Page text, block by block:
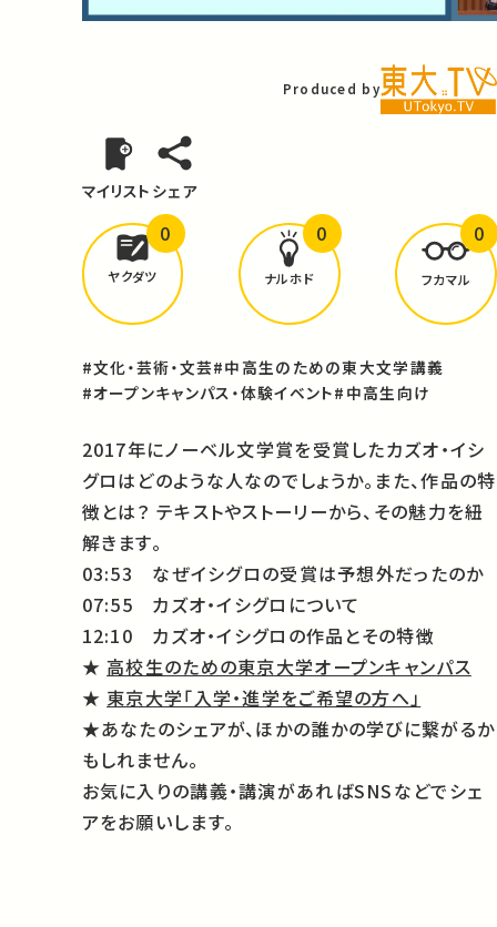
Produced by
マイリスト シェア
どんな学びがありましたか？
ヤクダツ
0
ナルホド
0
フカマル
0
#文化・芸術・文芸#中高生のための東大文学講義
#オープンキャンパス・体験イベント#中高生向け
2017年にノーベル文学賞を受賞したカズオ・イシ
グロはどのような人なのでしょうか。また、作品の特
徴とは？ テキストやストーリーから、その魅力を紐
解きます。
03:53 なぜイシグロの受賞は予想外だったのか
07:55 カズオ・イシグロについて
12:10 カズオ・イシグロの作品とその特徴
★高校生のための東京大学オープンキャンパス
★ 東京大学「入学・進学をご希望の方へ」
★あなたのシェアが、ほかの誰かの学びに繋がるか
もしれません。
お気に入りの講義・講演があればSNSなどでシェ
アをお願いします。